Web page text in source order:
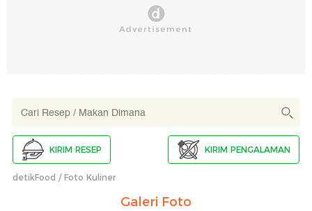
KIRIM RESEP KIRIM PENGALAMAN
detikFood Foto Kuliner
Galeri Foto